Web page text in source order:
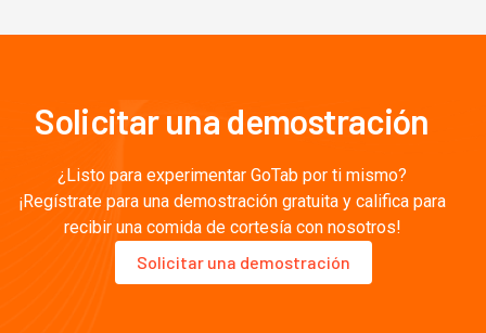
Solicitar una demostración
¿Listo para experimentar GoTab por ti mismo?
¡Regístrate para una demostración gratuita y califica para
recibir una comida de cortesía con nosotros!
Solicitar una demostración